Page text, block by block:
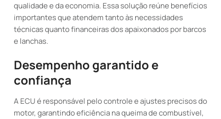
qualidade e da economia. Essa solução reúne benefícios
importantes que atendem tanto às necessidades
técnicas quanto financeiras dos apaixonados por barcos
e lanchas.
Desempenho garantido e
confiança
A ECU é responsável pelo controle e ajustes precisos do
motor, garantindo eficiência na queima de combustível,